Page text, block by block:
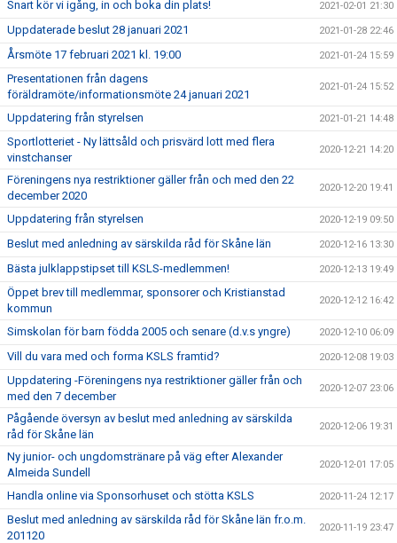
Snart kör vi igång, in och boka din plats! 2021-02-01 21:30
Uppdaterade beslut 28 januari 2021 2021-01-28 22:46
Årsmöte 17 februari 2021 kl. 19:00 2021-01-24 15:59
Presentationen från dagens
föräldramöte/informationsmöte 24 januari 2021
2021-01-24 15:52
Uppdatering från styrelsen 2021-01-21 14:48
Sportlotteriet - Ny lättsåld och prisvärd lott med flera
vinstchanser
2020-12-21 14:20
Föreningens nya restriktioner gäller från och med den 22
december 2020
2020-12-20 19:41
Uppdatering från styrelsen 2020-12-19 09:50
Beslut med anledning av särskilda råd för Skåne län 2020-12-16 13:30
Bästa julklappstipset till KSLS-medlemmen! 2020-12-13 19:49
Öppet brev till medlemmar, sponsorer och Kristianstad
kommun
2020-12-12 16:42
Simskolan för barn födda 2005 och senare (d.v.s yngre) 2020-12-10 06:09
Vill du vara med och forma KSLS framtid? 2020-12-08 19:03
Uppdatering -Föreningens nya restriktioner gäller från och
med den 7 december
2020-12-07 23:06
Pågående översyn av beslut med anledning av särskilda
råd för Skåne län
2020-12-06 19:31
Ny junior- och ungdomstränare på väg efter Alexander
Almeida Sundell
2020-12-01 17:05
Handla online via Sponsorhuset och stötta KSLS 2020-11-24 12:17
Beslut med anledning av särskilda råd för Skåne län fr.o.m.
201120
2020-11-19 23:47